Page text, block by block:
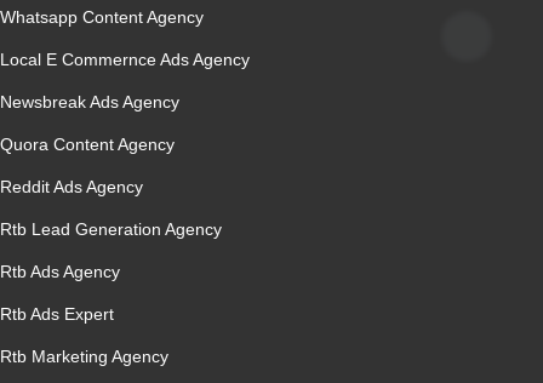
Whatsapp Content Agency
Local E Commernce Ads Agency
Newsbreak Ads Agency
Quora Content Agency
Reddit Ads Agency
Rtb Lead Generation Agency
Rtb Ads Agency
Rtb Ads Expert
Rtb Marketing Agency